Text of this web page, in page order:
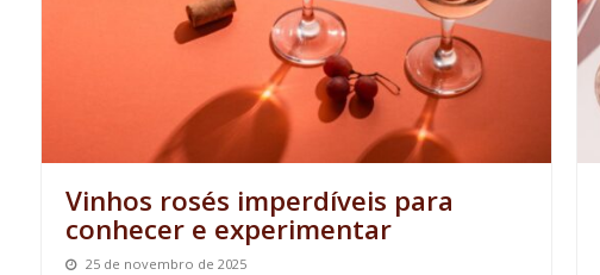
Vinhos rosés imperdíveis para
conhecer e experimentar
25 de novembro de 2025